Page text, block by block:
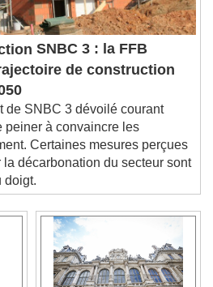
SNBC 3 : la FFB
de construction
SNBC 3 dévoilé courant
peiner à convaincre les
Certaines mesures perçues
décarbonation du secteur sont
doigt.